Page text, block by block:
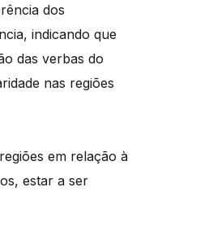
dos
indicando que
das verbas do
nas regiões
em relação à
estar a ser